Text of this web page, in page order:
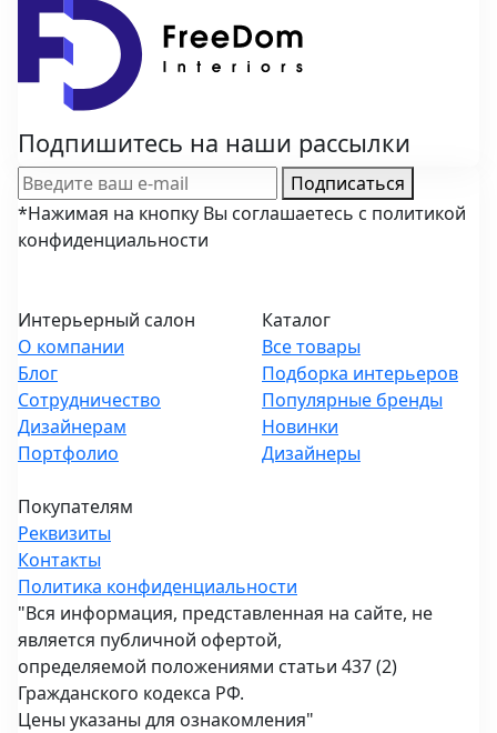
Интерьерный салон
О компании
Блог
Сотрудничество
Дизайнерам
Портфолио
Каталог
Все товары
Подборка интерьеров
Популярные бренды
Новинки
Дизайнеры
Покупателям
Реквизиты
Контакты
Подпишитесь на наши рассылки
Подписаться
*Нажимая на кнопку Вы соглашаетесь с политикой
конфиденциальности
Политика конфиденциальности
"Вся информация, представленная на сайте, не
является публичной офертой,
определяемой положениями статьи 437 (2)
Гражданского кодекса РФ.
Цены указаны для ознакомления"